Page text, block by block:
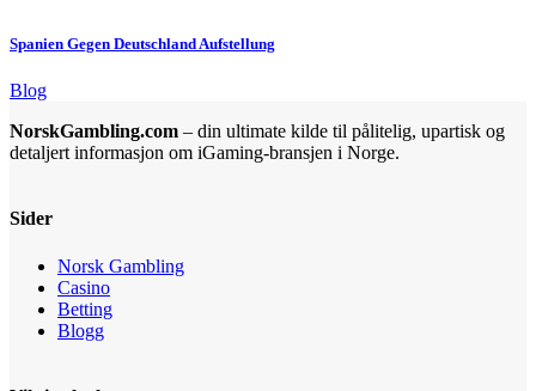
Spanien Gegen Deutschland Aufstellung
Blog
NorskGambling.com – din ultimate kilde til pålitelig, upartisk og
detaljert informasjon om iGaming-bransjen i Norge.
Sider
Norsk Gambling
Casino
Betting
Blogg